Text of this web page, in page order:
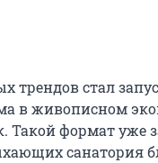
стал
в живописном
Такой формат уже
санатория